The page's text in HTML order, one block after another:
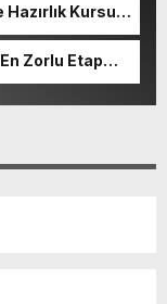
Kursu
Zorlu Etap